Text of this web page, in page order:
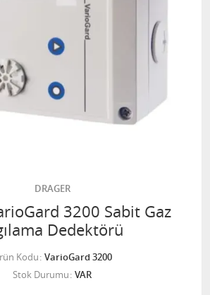
DRAGER
3200 Sabit Gaz
Dedektörü
Kodu VarioGard 3200
Stok Durumu VAR